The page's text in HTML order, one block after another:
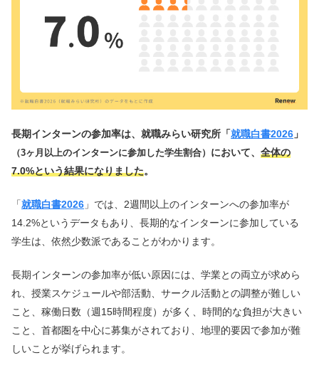
長期インターンの参加率は、就職みらい研究所「就職白書2026 」
（3ヶ月以上のインターンに参加した学生割合） において、 全体の
7.0%という結果になりました。
「就職白書2026 」では、2週間以上のインターンへの参加率が
14.2%というデータもあり、長期的なインターンに参加している
学生は、依然少数派であることがわかります。
長期インターンの参加率が低い原因には、学業との両立が求めら
れ、授業スケジュールや部活動、サークル活動との調整が難しい
こと、稼働日数（週15時間程度）が多く、時間的な負担が大きい
こと、首都圏を中心に募集がされており、地理的要因で参加が難
しいことが挙げられます。